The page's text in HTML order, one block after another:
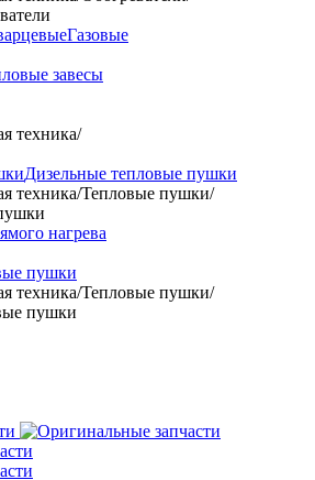
Газовые
завесы
техника/
Дизельные тепловые пушки
техника/Тепловые пушки/
нагрева
пушки
техника/Тепловые пушки/
пушки